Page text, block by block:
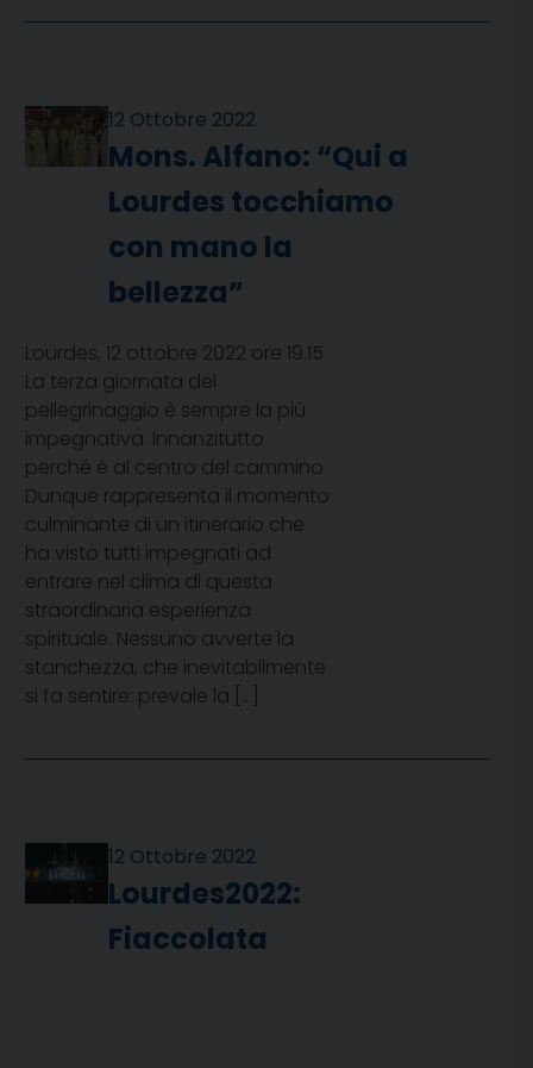
12 Ottobre 2022
Mons. Alfano: “Qui a
Lourdes tocchiamo
con mano la
bellezza”
Lourdes, 12 ottobre 2022 ore 19.15
La terza giornata del
pellegrinaggio è sempre la più
impegnativa. Innanzitutto
perché è al centro del cammino.
Dunque rappresenta il momento
culminante di un itinerario che
ha visto tutti impegnati ad
entrare nel clima di questa
straordinaria esperienza
spirituale. Nessuno avverte la
stanchezza, che inevitabilmente
si fa sentire: prevale la […]
12 Ottobre 2022
Lourdes2022:
Fiaccolata